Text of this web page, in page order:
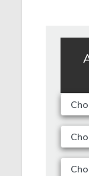
avons
théâtre